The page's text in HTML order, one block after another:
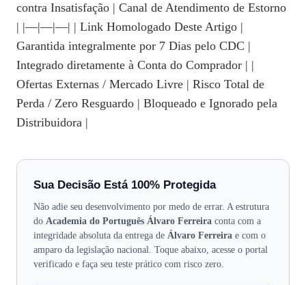
contra Insatisfação | Canal de Atendimento de Estorno
| |—|—|—| | Link Homologado Deste Artigo |
Garantida integralmente por 7 Dias pelo CDC |
Integrado diretamente à Conta do Comprador | |
Ofertas Externas / Mercado Livre | Risco Total de
Perda / Zero Resguardo | Bloqueado e Ignorado pela
Distribuidora |
Sua Decisão Está 100% Protegida
Não adie seu desenvolvimento por medo de errar. A estrutura
do Academia do Português Álvaro Ferreira conta com a
integridade absoluta da entrega de Álvaro Ferreira e com o
amparo da legislação nacional. Toque abaixo, acesse o portal
verificado e faça seu teste prático com risco zero.